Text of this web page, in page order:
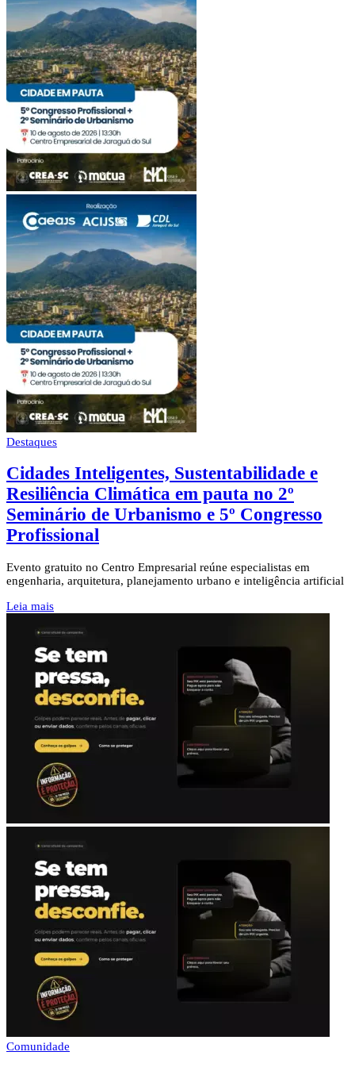
Destaques
Cidades Inteligentes, Sustentabilidade e
Resiliência Climática em pauta no 2º
Seminário de Urbanismo e 5º Congresso
Profissional
Evento gratuito no Centro Empresarial reúne especialistas em
engenharia, arquitetura, planejamento urbano e inteligência artificial
Leia mais
Comunidade